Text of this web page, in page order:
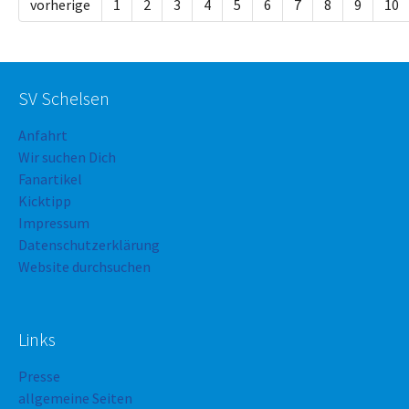
vorherige 1 2 3 4 5 6 7 8 9 10
SV Schelsen
Anfahrt
Wir suchen Dich
Fanartikel
Kicktipp
Impressum
Datenschutzerklärung
Website durchsuchen
Links
Presse
allgemeine Seiten